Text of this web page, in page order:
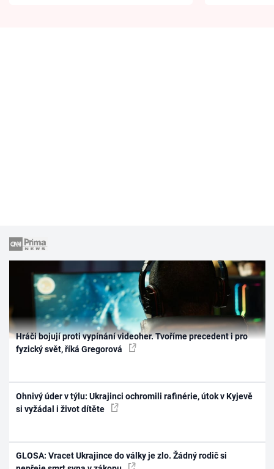
Hráči bojují proti vypínání videoher. Tvoříme precedent i pro
fyzický svět, říká Gregorová
Ohnivý úder v týlu: Ukrajinci ochromili rafinérie, útok v Kyjevě
si vyžádal i život dítěte
GLOSA: Vracet Ukrajince do války je zlo. Žádný rodič si